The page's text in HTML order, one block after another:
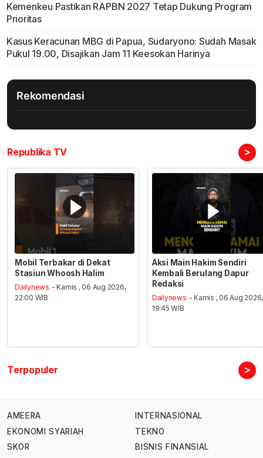
Kemenkeu Pastikan RAPBN 2027 Tetap Dukung Program
Prioritas
Kasus Keracunan MBG di Papua, Sudaryono: Sudah Masak
Pukul 19.00, Disajikan Jam 11 Keesokan Harinya
Rekomendasi
Republika TV >
Mobil Terbakar di Dekat
Stasiun Whoosh Halim
Dailynews - Kamis , 06 Aug 2026,
22:00 WIB
Aksi Main Hakim Sendiri
Kembali Berulang Dapur
Redaksi
Dailynews - Kamis , 06 Aug 2026,
19:45 WIB
Terpopuler >
AMEERA
EKONOMI SYARIAH
SKOR
INTERNASIONAL
TEKNO
BISNIS FINANSIAL